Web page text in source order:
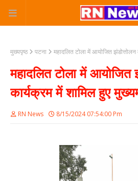
मुख्यपृष्ठ पटना महादलित टोला में आयोजित
महादलित टोला में आयोजित
कार्यक्रम में शामिल हुए
RN News 8/15/2024 07:54:00 Pm